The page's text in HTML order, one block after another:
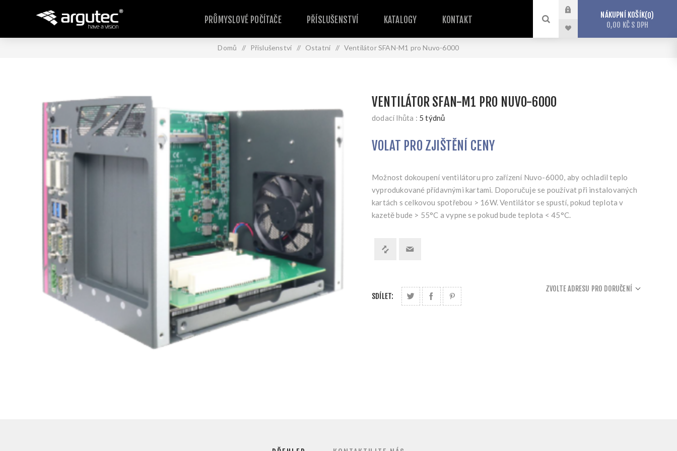
PRŮMYSLOVÉ POČÍTAČE PŘÍSLUŠENSTVÍ KATALOGY KONTAKT NÁKUPNÍ KOŠÍK 0
0,00 KČ S DPH
Domů / Příslušenství / Ostatní / Ventilátor SFAN-M1 pro Nuvo-6000
VENTILÁTOR SFAN-M1 PRO NUVO-6000
dodací lhůta : 5 týdnů
VOLAT PRO ZJIŠTĚNÍ CENY
Možnost dokoupení ventilátoru pro zařízení Nuvo-6000, aby ochladil teplo
vyprodukované přídavnými kartami. Doporučuje se používat při instalovaných
kartách s celkovou spotřebou > 16W. Ventilátor se spustí, pokud teplota v
kazetě bude > 55°C a vypne se pokud bude teplota < 45°C.
SDÍLET:
ZVOLTE ADRESU PRO DORUČENÍ